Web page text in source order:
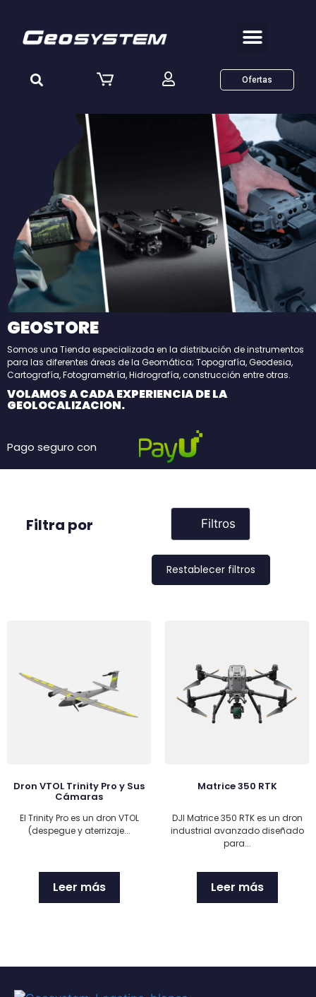
Ofertas
GEOSTORE
Somos una Tienda especializada en la distribución de instrumentos
para las diferentes áreas de la Geomática; Topografía, Geodesia,
Cartografía, Fotogrametría, Hidrografía, construcción entre otras.
VOLAMOS A CADA EXPERIENCIA DE LA
GEOLOCALIZACION.
Pago seguro con
Filtra por Filtros
Restablecer filtros
Dron VTOL Trinity Pro y Sus
Cámaras
El Trinity Pro es un dron VTOL
(despegue y aterrizaje...
Leer más
Matrice 350 RTK
DJI Matrice 350 RTK es un dron
industrial avanzado diseñado
para...
Leer más